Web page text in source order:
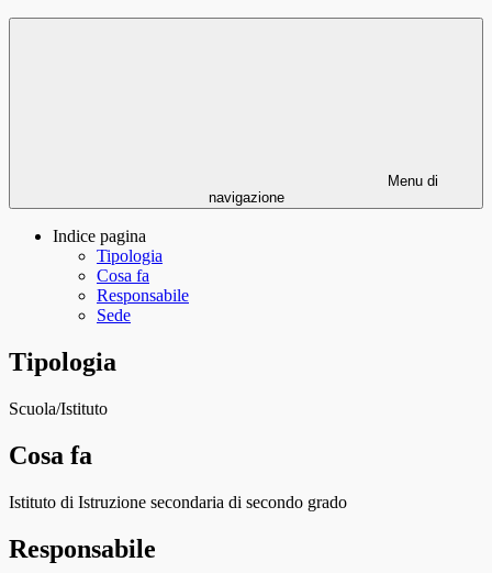
Menu di
navigazione
Indice pagina
Tipologia
Cosa fa
Responsabile
Sede
Tipologia
Scuola/Istituto
Cosa fa
Istituto di Istruzione secondaria di secondo grado
Responsabile